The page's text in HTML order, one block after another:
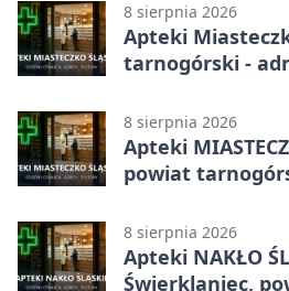
8 sierpnia 2026
Apteki
tarnogórski -
8 sierpnia 2026
Apteki
powiat
8 sierpnia 2026
Apteki NAKŁO
Świerklaniec,